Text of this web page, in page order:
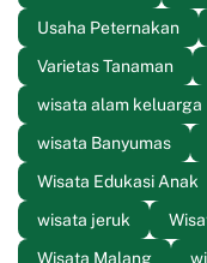
Usaha Peternakan
Varietas Tanaman
wisata alam keluarga
wisata Banyumas
Wisata Edukasi Anak
wisata jeruk
Wisata Malang